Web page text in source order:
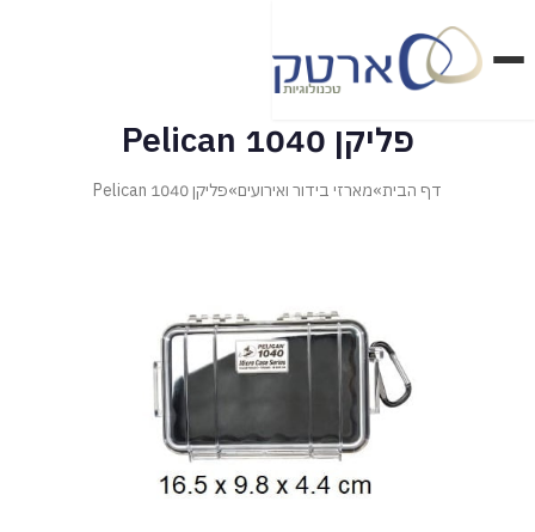
לתוכן
הראשי
מארזי טכנולוגיה ומדיקל
מארזי מזון ופרויקטים מיוחדים
מוצרי פליקן
פליקן 1040 Pelican
דף הבית»מארזי בידור ואירועים»פליקן 1040 Pelican